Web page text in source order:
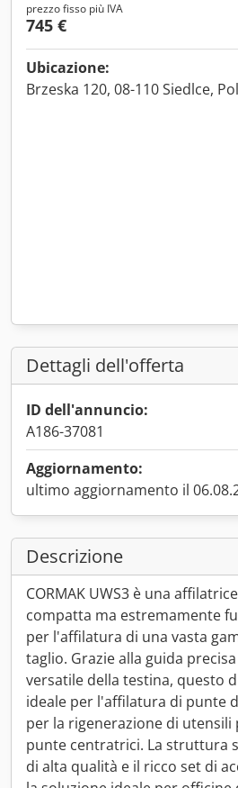
prezzo fisso più IVA
745 €
Ubicazione:
Brzeska 120, 08-110 Siedlce,
Dettagli dell'offerta
ID dell'annuncio:
A186-37081
Aggiornamento:
ultimo aggiornamento il
Descrizione
CORMAK UWS3 è una
compatta ma estremamente
per l'affilatura di una vasta
taglio. Grazie alla guida
versatile della testina, questo
ideale per l'affilatura di punte
per la rigenerazione di
punte centratrici. La struttura
di alta qualità e il ricco set di